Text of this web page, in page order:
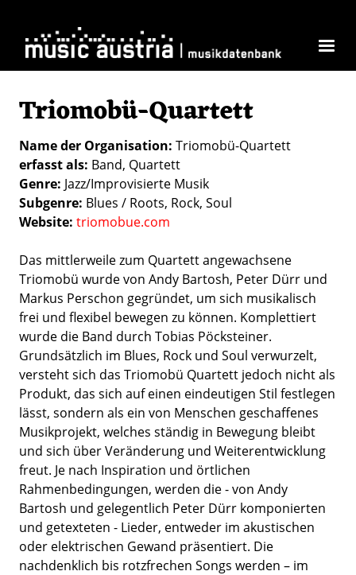
Triomobü-Quartett
Name der Organisation Triomobü-Quartett
erfasst als Band Quartett
Genre Jazz/Improvisierte Musik
Subgenre Blues / Roots Rock Soul
Website triomobue.com
Das mittlerweile zum Quartett angewachsene
Triomobü wurde von Andy Bartosh, Peter Dürr und
Markus Perschon gegründet, um sich musikalisch
frei und flexibel bewegen zu können. Komplettiert
wurde die Band durch Tobias Pöcksteiner.
Grundsätzlich im Blues, Rock und Soul verwurzelt,
versteht sich das Triomobü Quartett jedoch nicht als
Produkt, das sich auf einen eindeutigen Stil festlegen
lässt, sondern als ein von Menschen geschaffenes
Musikprojekt, welches ständig in Bewegung bleibt
und sich über Veränderung und Weiterentwicklung
freut. Je nach Inspiration und örtlichen
Rahmenbedingungen, werden die - von Andy
Bartosh und gelegentlich Peter Dürr komponierten
und getexteten - Lieder, entweder im akustischen
oder elektrischen Gewand präsentiert. Die
nachdenklich bis rotzfrechen Songs werden – im